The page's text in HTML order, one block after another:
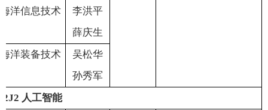
海洋信息技术
李洪平
薛庆生
海洋装备技术
吴松华
孙秀军
人工智能